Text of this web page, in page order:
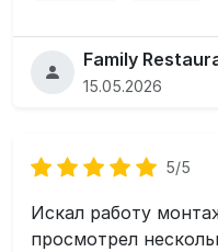
Family
15.05.2026
5/5
Искал работу
просмотрел